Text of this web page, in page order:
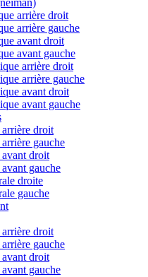
arrière droit
arrière gauche
avant droit
avant gauche
arrière droit
arrière gauche
avant droit
avant gauche
droit
gauche
droit
gauche
droite
gauche
arrière droit
gauche
avant droit
gauche